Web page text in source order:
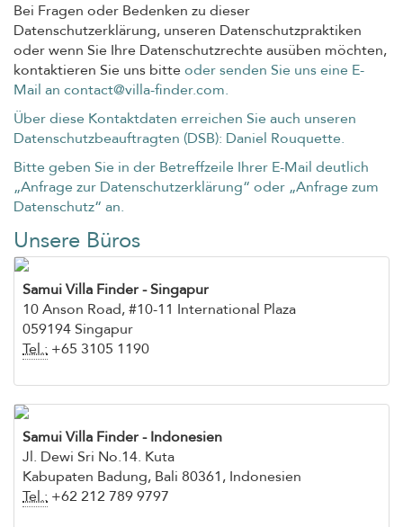
Bei Fragen oder Bedenken zu dieser
Datenschutzerklärung, unseren Datenschutzpraktiken
oder wenn Sie Ihre Datenschutzrechte ausüben möchten,
kontaktieren Sie uns bitteoder senden Sie uns eine E-
Mail an contact@villa-finder.com.
Über diese Kontaktdaten erreichen Sie auch unseren
Datenschutzbeauftragten (DSB): Daniel Rouquette.
Bitte geben Sie in der Betreffzeile Ihrer E-Mail deutlich
„Anfrage zur Datenschutzerklärung“ oder „Anfrage zum
Datenschutz“ an.
Unsere Büros
Samui Villa Finder- Singapur
10 Anson Road, #10-11 International Plaza
059194 Singapur
Tel.: +65 3105 1190
Samui Villa Finder - Indonesien
Jl. Dewi Sri No.14. Kuta
Kabupaten Badung, Bali 80361, Indonesien
Tel.: +62 212 789 9797